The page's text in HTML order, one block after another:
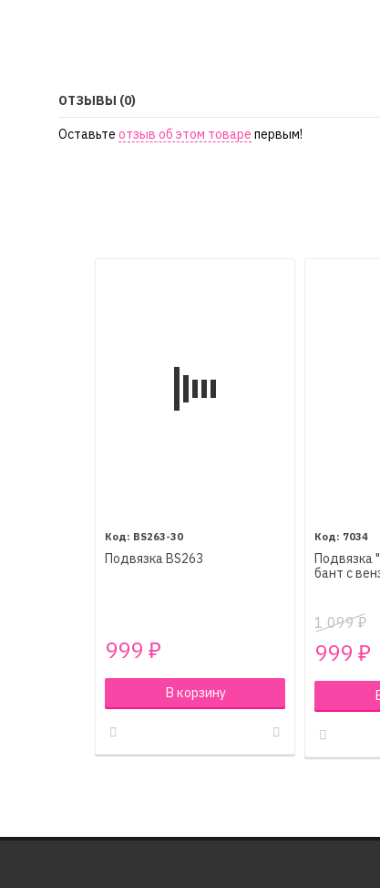
ОТЗЫВЫ (0)
Оставьте отзыв об этом товаре первым!
BS263-30
Подвязка BS263
999 ₽
В корзину
7034
Подвязка
бант с
1 099₽
999 ₽